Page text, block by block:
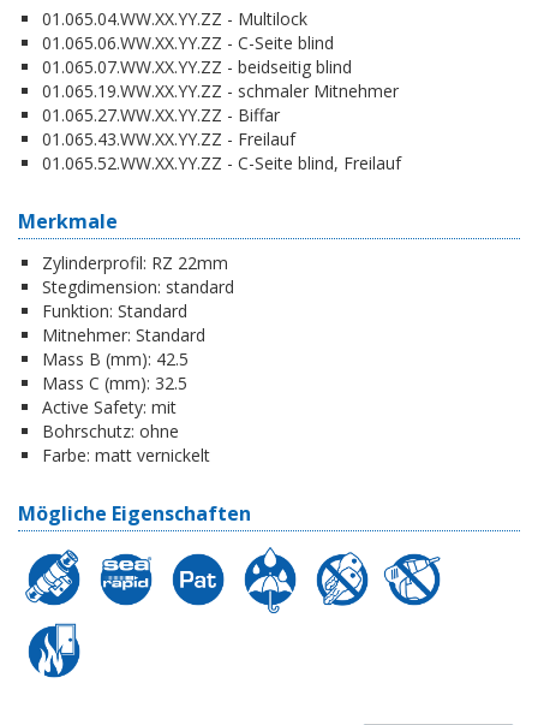
01.065.04.WW.XX.YY.ZZ - Multilock
01.065.06.WW.XX.YY.ZZ - C-Seite blind
01.065.07.WW.XX.YY.ZZ - beidseitig blind
01.065.19.WW.XX.YY.ZZ - schmaler Mitnehmer
01.065.27.WW.XX.YY.ZZ - Biffar
01.065.43.WW.XX.YY.ZZ - Freilauf
01.065.52.WW.XX.YY.ZZ - C-Seite blind, Freilauf
Merkmale
Zylinderprofil: RZ 22mm
Stegdimension: standard
Funktion: Standard
Mitnehmer: Standard
Mass B (mm): 42.5
Mass C (mm): 32.5
Active Safety: mit
Bohrschutz: ohne
Farbe: matt vernickelt
Mögliche Eigenschaften